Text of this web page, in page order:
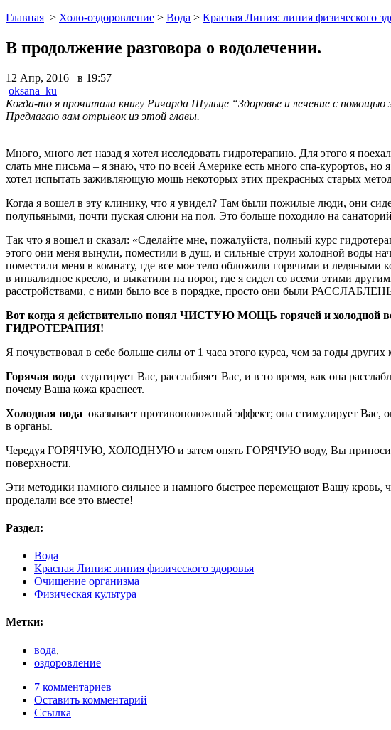
Главная > Холо-оздоровление > Вода > Красная Линия: линия физического
В продолжение разговора о водолечении.
12 Апр, 2016 в 19:57
oksana_ku
Когда-то я прочитала книгу Ричарда Шульце “Здоровье и лечение с
Предлагаю вам отрывок из этой главы.
Много, много лет назад я хотел исследовать гидротерапию. Для этого я
слать мне письма – я знаю, что по всей Америке есть много спа‑курортов,
хотел испытать заживляющую мощь некоторых этих прекрасных старых
Когда я вошел в эту клинику, что я увидел? Там были пожилые люди, они
полупьяными, почти пуская слюни на пол. Это больше походило на
Так что я вошел и сказал: «Сделайте мне, пожалуйста, полный курс
этого они меня вынули, поместили в душ, и сильные струи холодной воды
поместили меня в комнату, где все мое тело обложили горячими и ледяными
в инвалидное кресло, и выкатили на порог, где я сидел со всеми этими
расстройствами, с ними было все в порядке, просто они были
Вот когда я действительно понял ЧИСТУЮ МОЩЬ горячей и холодной
ГИДРОТЕРАПИЯ!
Я почувствовал в себе больше силы от 1 часа этого курса, чем за годы других
Горячая вода седатирует Вас, расслабляет Вас, и в то время, как она
почему Ваша кожа краснеет.
Холодная вода оказывает противоположный эффект; она стимулирует
в органы.
Чередуя ГОРЯЧУЮ, ХОЛОДНУЮ и затем опять ГОРЯЧУЮ воду, Вы приносите
поверхности.
Эти методики намного сильнее и намного быстрее перемещают Вашу кровь,
проделали все это вместе!
Раздел:
Вода
Красная Линия: линия физического здоровья
Очищение организма
Физическая культура
Метки:
вода,
оздоровление
7 комментариев
Оставить комментарий
Ссылка